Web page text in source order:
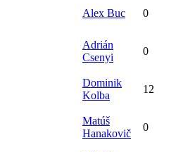
Alex Buc 0
Adrián
Csenyi
0
Dominik
Kolba
12
Matúš
Hanakovič
0